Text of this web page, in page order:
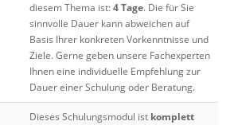
diesem Thema ist:4 Tage. Die für Sie
sinnvolle Dauer kann abweichen auf
Basis Ihrer konkreten Vorkenntnisse und
Ziele. Gerne geben unsere Fachexperten
Ihnen eine individuelle Empfehlung zur
Dauer einer Schulung oder Beratung.
Dieses Schulungsmodul ist komplett